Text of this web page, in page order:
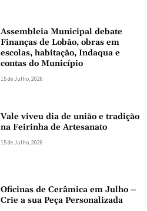
Assembleia Municipal debate
Finanças de Lobão, obras em
escolas, habitação, Indaqua e
contas do Município
15 de Julho, 2026
Vale viveu dia de união e tradição
na Feirinha de Artesanato
15 de Julho, 2026
Oficinas de Cerâmica em Julho –
Crie a sua Peça Personalizada